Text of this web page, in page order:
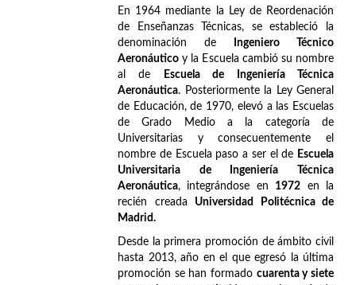
En 1964 mediante la Ley de Reordenación
de Enseñanzas Técnicas, se estableció la
denominación de
Ingeniero Técnico
Aeronáutico y la Escuela cambió su nombre
al de
Escuela de Ingeniería Técnica
Aeronáutica. Posteriormente la Ley General
de Educación, de 1970, elevó a las Escuelas
de Grado Medio a la categoría de
Universitarias y consecuentemente el
nombre de Escuela paso a ser el de Escuela
Universitaria de Ingeniería Técnica
Aeronáutica, integrándose en 1972 en la
recién creada Universidad Politécnica de
Madrid.
Desde la primera promoción de ámbito civil
hasta 2013, año en el que egresó la última
promoción se han formado cuarenta y siete